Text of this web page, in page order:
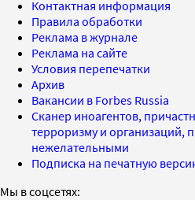
Контактная информация
Правила обработки
Реклама в журнале
Реклама на сайте
Условия перепечатки
Архив
Вакансии в Forbes Russia
Сканер иноагентов,
терроризму и организаций,
нежелательными
Подписка на печатную
Мы в соцсетях: